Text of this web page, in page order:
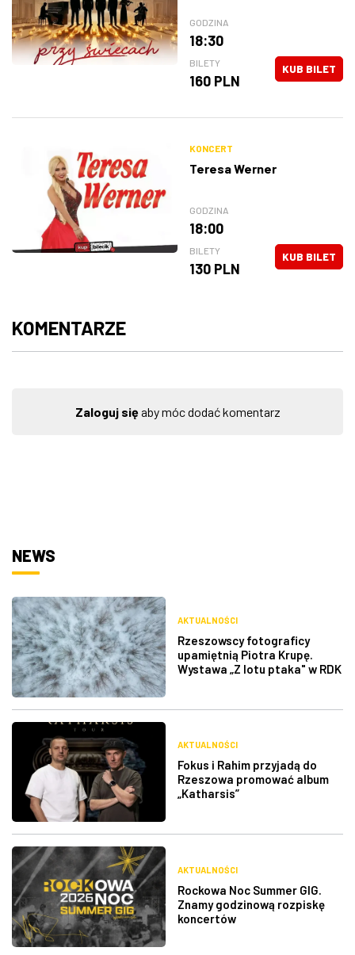
GODZINA
18:30
BILETY
160 PLN
KUB BILET
KONCERT
Teresa Werner
GODZINA
18:00
BILETY
130 PLN
KUB BILET
KOMENTARZE
Zaloguj sięaby móc dodać komentarz
NEWS
AKTUALNOŚCI
Rzeszowscy fotograficy
upamiętnią Piotra Krupę.
Wystawa „Z lotu ptaka" w RDK
AKTUALNOŚCI
Fokus i Rahim przyjadą do
Rzeszowa promować album
„Katharsis”
AKTUALNOŚCI
Rockowa Noc Summer GIG.
Znamy godzinową rozpiskę
koncertów